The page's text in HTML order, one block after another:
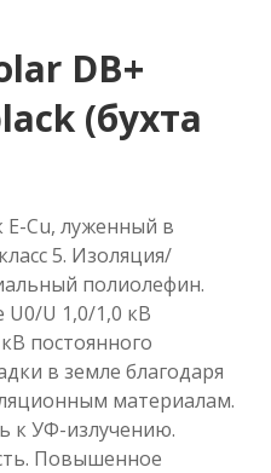
DB+
(бухта
Cu, луженный в
5. Изоляция/
полиолефин.
U 1,0/1,0 кВ
постоянного
в земле благодаря
материалам.
к УФ-излучению.
Повышенное